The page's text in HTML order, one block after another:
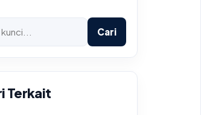
Cari
Terkait